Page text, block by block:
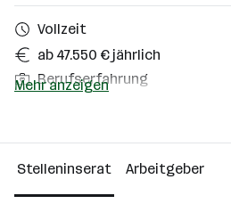
Vollzeit
ab 47.550 € jährlich
Berufserfahrung
Über das Unternehmen
101 - 500 Mitarbeiter*innen
Mehr anzeigen
Stelleninserat Arbeitgeber